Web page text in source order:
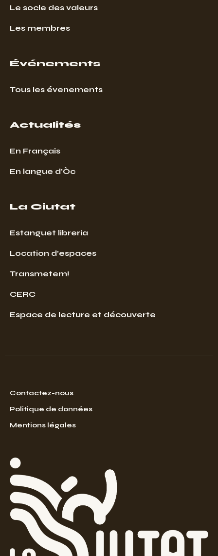
Le socle des valeurs
Les membres
Événements
Tous les évenements
Actualités
En Français
En langue d’Òc
La Ciutat
Estanguet libreria
Location d’espaces
Transmetem!
CERC
Espace de lecture et découverte
Contactez-nous
Politique de données
Mentions légales